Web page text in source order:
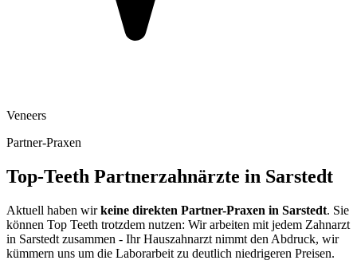
Veneers
Partner-Praxen
Top-Teeth Partnerzahnärzte in Sarstedt
Aktuell haben wirkeine direkten Partner-Praxen in Sarstedt. Sie
können Top Teeth trotzdem nutzen: Wir arbeiten mit jedem Zahnarzt
in Sarstedt zusammen - Ihr Hauszahnarzt nimmt den Abdruck, wir
kümmern uns um die Laborarbeit zu deutlich niedrigeren Preisen.